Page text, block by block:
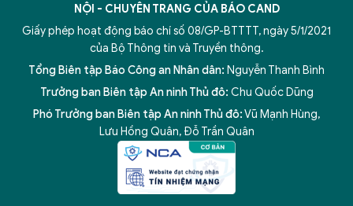
NỘI - CHUYÊN TRANG CỦA BÁO CAND
Giấy phép hoạt động báo chí số 08/GP-BTTTT, ngày 5/1/2021
của Bộ Thông tin và Truyền thông.
Tổng Biên tập Báo Công an Nhân dân: Nguyễn Thanh Bình
Trưởng ban Biên tập An ninh Thủ đô: Chu Quốc Dũng
Phó Trưởng ban Biên tập An ninh Thủ đô:Vũ Mạnh Hùng,
Lưu Hồng Quân, Đỗ Trần Quân
5 điểm nghẽn của Hà Nội giải pháp xử lý điểm nghẽn của